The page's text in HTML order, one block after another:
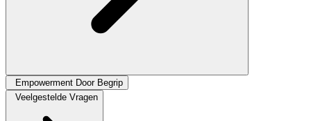
Empowerment Door Begrip
Veelgestelde Vragen